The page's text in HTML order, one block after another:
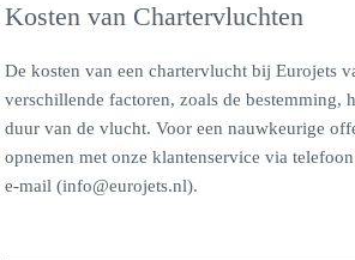
Kosten van Chartervluchten
De kosten van een chartervlucht bij Eurojets
verschillende factoren, zoals de bestemming,
duur van de vlucht. Voor een nauwkeurige
opnemen met onze klantenservice via
e-mail (info@eurojets.nl).